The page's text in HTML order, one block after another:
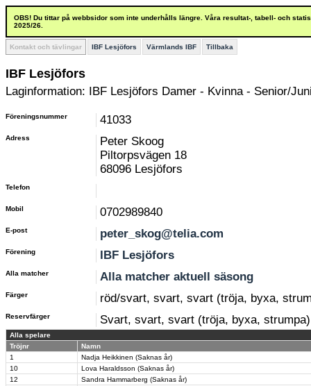
OBS! Du tittar på webbsidor som inte underhålls längre. Våra resultat-, tabell- och
2025/26.
Kontakt och tävlingar IBF Lesjöfors Värmlands IBF Tillbaka
IBF Lesjöfors
Laginformation: IBF Lesjöfors Damer - Kvinna - Senior/
Föreningsnummer 41033
Adress
Peter Skoog
Piltorpsvägen 18
68096 Lesjöfors
Telefon
Mobil 0702989840
E-post peter_skog@telia.com
Förening IBF Lesjöfors
Alla matcher Alla matcher aktuell säsong
Färger röd/svart, svart, svart (tröja, byxa,
Reservfärger Svart, svart, svart (tröja, byxa, strumpa)
Alla spelare
Tröjnr
Namn
1
Nadja Heikkinen (Saknas år)
10
Lova Haraldsson (Saknas år)
12
Sandra Hammarberg (Saknas år)